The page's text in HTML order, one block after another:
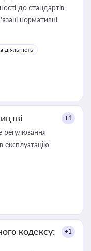
до стандартів
нормативні
діяльність
+1
регулювання
експлуатацію
кодексу:
+1